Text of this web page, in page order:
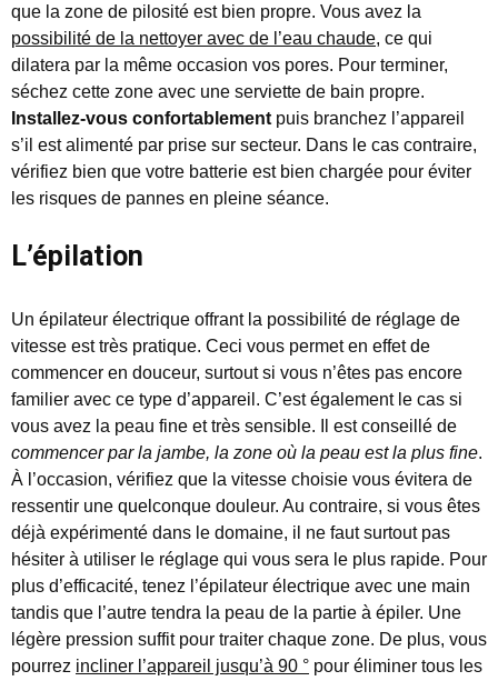
que la zone de pilosité est bien propre. Vous avez la
possibilité de la nettoyer avec de l’eau chaude, ce qui
dilatera par la même occasion vos pores. Pour terminer,
séchez cette zone avec une serviette de bain propre.
Installez-vous confortablement puis branchez l’appareil
s’il est alimenté par prise sur secteur. Dans le cas contraire,
vérifiez bien que votre batterie est bien chargée pour éviter
les risques de pannes en pleine séance.
L’épilation
Un épilateur électrique offrant la possibilité de réglage de
vitesse est très pratique. Ceci vous permet en effet de
commencer en douceur, surtout si vous n’êtes pas encore
familier avec ce type d’appareil. C’est également le cas si
vous avez la peau fine et très sensible. Il est conseillé de
commencer par la jambe, la zone où la peau est la plus fine.
À l’occasion, vérifiez que la vitesse choisie vous évitera de
ressentir une quelconque douleur. Au contraire, si vous êtes
déjà expérimenté dans le domaine, il ne faut surtout pas
hésiter à utiliser le réglage qui vous sera le plus rapide. Pour
plus d’efficacité, tenez l’épilateur électrique avec une main
tandis que l’autre tendra la peau de la partie à épiler. Une
légère pression suffit pour traiter chaque zone. De plus, vous
pourrez incliner l’appareil jusqu’à 90 ° pour éliminer tous les